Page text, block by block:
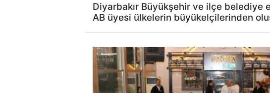
Diyarbakır Büyükşehir ve ilçe belediye
AB üyesi ülkelerin büyükelçilerinden